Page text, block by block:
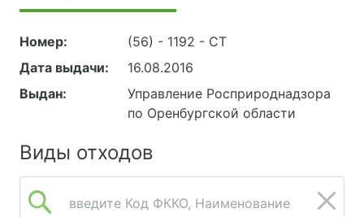
Номер:
(56) - 1192 - СТ
Дата выдачи:
16.08.2016
Выдан:
Управление Росприроднадзора
по Оренбургской области
Виды отходов
введите Код ФККО, Наименование